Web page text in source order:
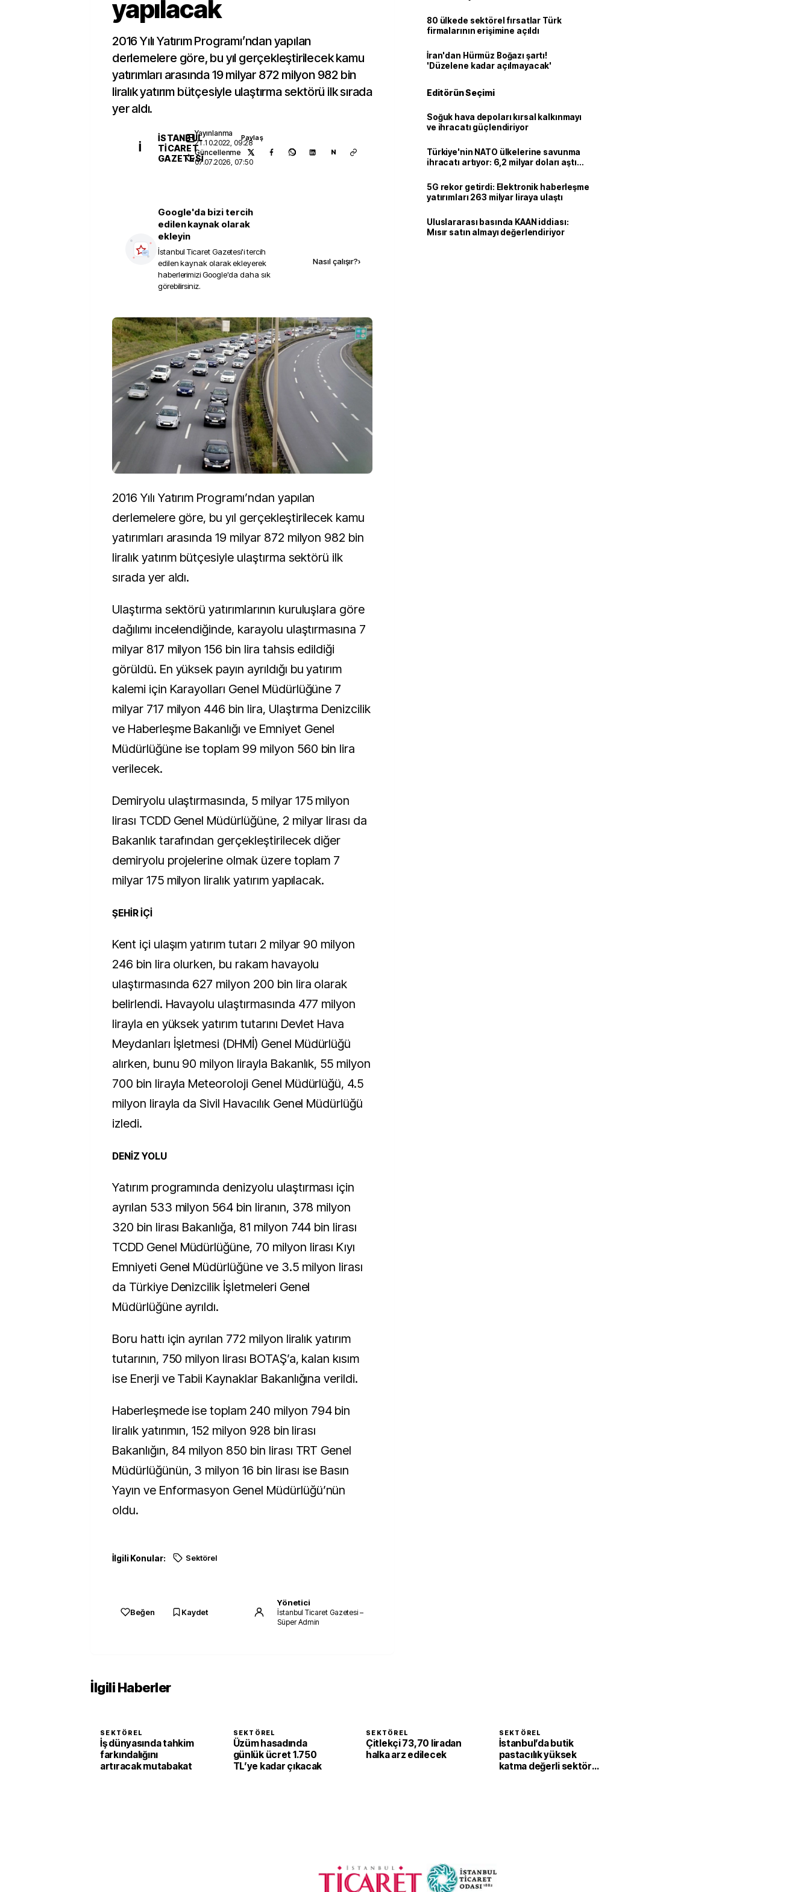
yapılacak
2016 Yılı Yatırım Programı’ndan yapılan
derlemelere göre, bu yıl gerçekleştirilecek kamu
yatırımları arasında 19 milyar 872 milyon 982 bin
liralık yatırım bütçesiyle ulaştırma sektörü ilk sırada
yer aldı.
İ
İSTANBUL
TICARET
GAZETESI
Yayınlanma
21.10.2022, 09:28
Güncellenme
07.07.2026, 07:50
Paylaş
N
Google'da bizi tercih
edilen kaynak olarak
ekleyin
İstanbul Ticaret Gazetesi'i tercih
edilen kaynak olarak ekleyerek
haberlerimizi Google'da daha sık
görebilirsiniz.
Nasıl çalışır?›
2016 Yılı Yatırım Programı’ndan yapılan
derlemelere göre, bu yıl gerçekleştirilecek kamu
yatırımları arasında 19 milyar 872 milyon 982 bin
liralık yatırım bütçesiyle ulaştırma sektörü ilk
sırada yer aldı.
Ulaştırma sektörü yatırımlarının kuruluşlara göre
dağılımı incelendiğinde, karayolu ulaştırmasına 7
milyar 817 milyon 156 bin lira tahsis edildiği
görüldü. En yüksek payın ayrıldığı bu yatırım
kalemi için Karayolları Genel Müdürlüğüne 7
milyar 717 milyon 446 bin lira, Ulaştırma Denizcilik
ve Haberleşme Bakanlığı ve Emniyet Genel
Müdürlüğüne ise toplam 99 milyon 560 bin lira
verilecek.
Demiryolu ulaştırmasında, 5 milyar 175 milyon
lirası TCDD Genel Müdürlüğüne, 2 milyar lirası da
Bakanlık tarafından gerçekleştirilecek diğer
demiryolu projelerine olmak üzere toplam 7
milyar 175 milyon liralık yatırım yapılacak.
ŞEHİR İÇİ
Kent içi ulaşım yatırım tutarı 2 milyar 90 milyon
246 bin lira olurken, bu rakam havayolu
ulaştırmasında 627 milyon 200 bin lira olarak
belirlendi. Havayolu ulaştırmasında 477 milyon
lirayla en yüksek yatırım tutarını Devlet Hava
Meydanları İşletmesi (DHMİ) Genel Müdürlüğü
alırken, bunu 90 milyon lirayla Bakanlık, 55 milyon
700 bin lirayla Meteoroloji Genel Müdürlüğü, 4.5
milyon lirayla da Sivil Havacılık Genel Müdürlüğü
izledi.
DENİZ YOLU
Yatırım programında denizyolu ulaştırması için
ayrılan 533 milyon 564 bin liranın, 378 milyon
320 bin lirası Bakanlığa, 81 milyon 744 bin lirası
TCDD Genel Müdürlüğüne, 70 milyon lirası Kıyı
Emniyeti Genel Müdürlüğüne ve 3.5 milyon lirası
da Türkiye Denizcilik İşletmeleri Genel
Müdürlüğüne ayrıldı.
Boru hattı için ayrılan 772 milyon liralık yatırım
tutarının, 750 milyon lirası BOTAŞ’a, kalan kısım
ise Enerji ve Tabii Kaynaklar Bakanlığına verildi.
Haberleşmede ise toplam 240 milyon 794 bin
liralık yatırımın, 152 milyon 928 bin lirası
Bakanlığın, 84 milyon 850 bin lirası TRT Genel
Müdürlüğünün, 3 milyon 16 bin lirası ise Basın
Yayın ve Enformasyon Genel Müdürlüğü’nün
oldu.
İlgili Konular: Sektörel
Beğen Kaydet
Yönetici
İstanbul Ticaret Gazetesi –
Süper Admin
80 ülkede sektörel fırsatlar Türk
firmalarının erişimine açıldı
İran'dan Hürmüz Boğazı şartı!
'Düzelene kadar açılmayacak'
Editörün Seçimi
Soğuk hava depoları kırsal kalkınmayı
ve ihracatı güçlendiriyor
Türkiye'nin NATO ülkelerine savunma
ihracatı artıyor: 6,2 milyar doları aştı
5G rekor getirdi: Elektronik haberleşme
yatırımları 263 milyar liraya ulaştı
Uluslararası basında KAAN iddiası:
Mısır satın almayı değerlendiriyor
İlgili Haberler
SEKTÖREL
İş dünyasında tahkim
farkındalığını
artıracak mutabakat
SEKTÖREL
Üzüm hasadında
günlük ücret 1.750
TL’ye kadar çıkacak
SEKTÖREL
Çitlekçi 73,70 liradan
halka arz edilecek
SEKTÖREL
İstanbul’da butik
pastacılık yüksek
katma değerli sektöre